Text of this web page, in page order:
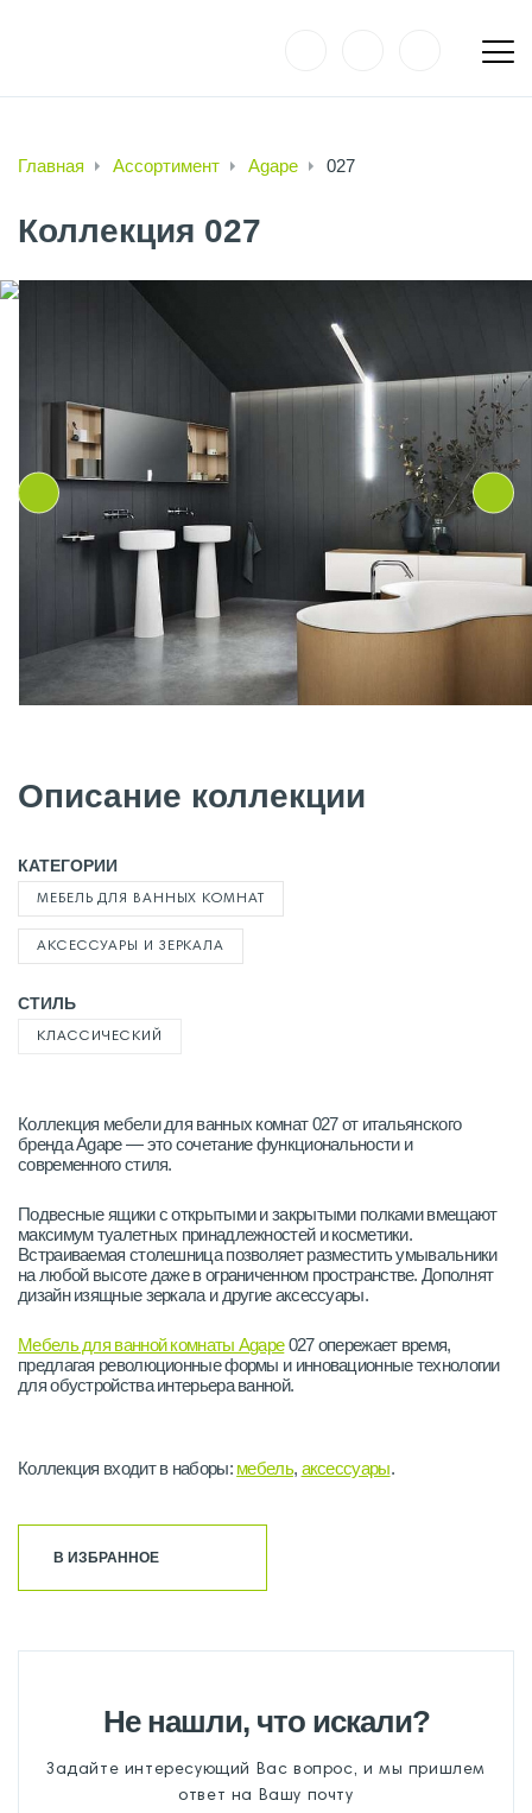
Главная Ассортимент Agape 027
Коллекция 027
Описание коллекции
КАТЕГОРИИ
МЕБЕЛЬ ДЛЯ ВАННЫХ КОМНАТ
АКСЕССУАРЫ И ЗЕРКАЛА
СТИЛЬ
КЛАССИЧЕСКИЙ
Коллекция мебели для ванных комнат 027 от итальянского
бренда Agape — это сочетание функциональности и
современного стиля.
Подвесные ящики с открытыми и закрытыми полками вмещают
максимум туалетных принадлежностей и косметики.
Встраиваемая столешница позволяет разместить умывальники
на любой высоте даже в ограниченном пространстве. Дополнят
дизайн изящные зеркала и другие аксессуары.
Мебель для ванной комнаты Agape027 опережает время,
предлагая революционные формы и инновационные технологии
для обустройства интерьера ванной.
Коллекция входит в наборы: мебель, аксессуары.
В ИЗБРАННОЕ
Не нашли, что искали?
Задайте интересующий Вас вопрос, и мы пришлем
ответ на Вашу почту